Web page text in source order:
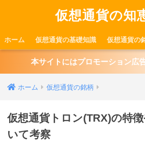
仮想通貨の知
ホーム 仮想通貨の基礎知識 仮想通貨の
本サイトにはプロモーション広
ホーム 仮想通貨の銘柄
仮想通貨トロン(TRX)の特
いて考察